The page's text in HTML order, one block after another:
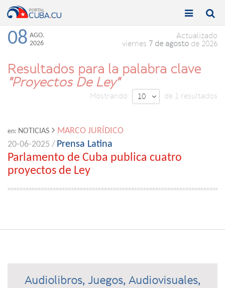
Toggle

Toggle

08 AGO.
2026
Actualizado
viernes 7 de agosto de 2026
Resultados para la palabra clave
"Proyectos De Ley"
Mostrando 10  de 1 resultados
en: NOTICIAS
MARCO JURÍDICO
20-06-2025 / Prensa Latina
Parlamento de Cuba publica cuatro
proyectos de Ley
Audiolibros, Juegos, Audiovisuales,